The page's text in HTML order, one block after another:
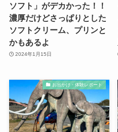
ソフト」がデカかった！！
濃厚だけどさっぱりとした
ソフトクリーム、プリンと
かもあるよ
2024年1月15日
お出かけ・体験レポート